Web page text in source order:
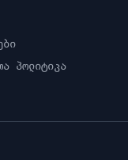
პოლიტიკა